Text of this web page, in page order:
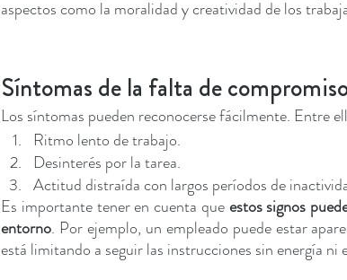
aspectos como la moralidad y creatividad de los
Síntomas de la falta de
Los síntomas pueden reconocerse fácilmente. Entre
Ritmo lento de trabajo.
Desinterés por la tarea.
Actitud distraída con largos períodos de
Es importante tener en cuenta que estos signos
entorno. Por ejemplo, un empleado puede estar
está limitando a seguir las instrucciones sin energía ni